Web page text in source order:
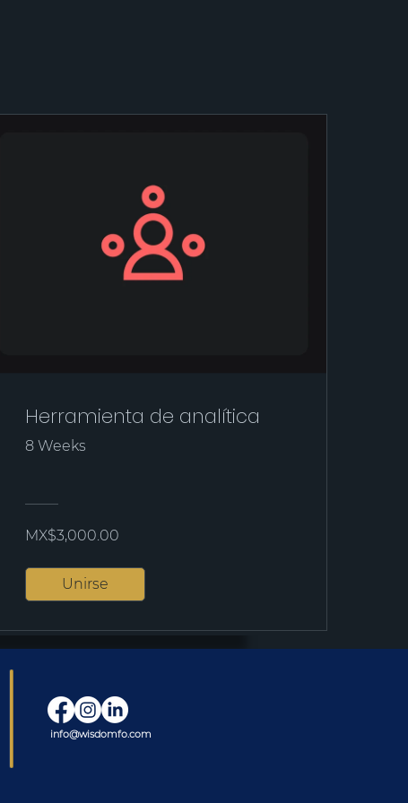
Herramienta de analítica
8 Weeks
MX$3,000.00
Unirse
info@wisdomfo.com